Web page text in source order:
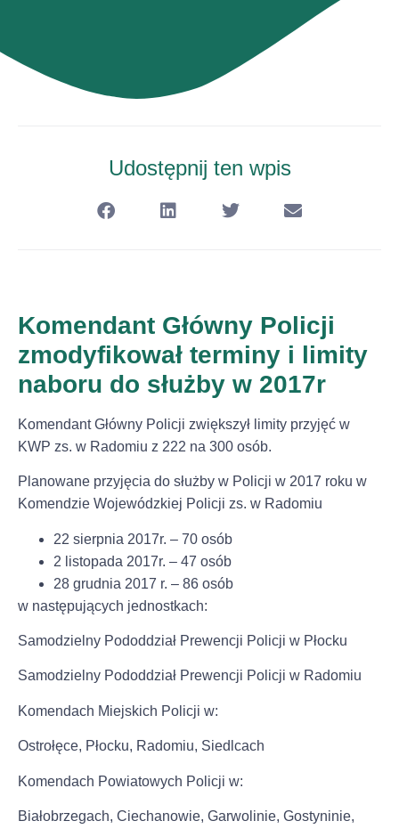
Udostępnij ten wpis
Komendant Główny Policji
zmodyfikował terminy i limity
naboru do służby w 2017r
Komendant Główny Policji zwiększył limity przyjęć w
KWP zs. w Radomiu z 222 na 300 osób.
Planowane przyjęcia do służby w Policji w 2017 roku w
Komendzie Wojewódzkiej Policji zs. w Radomiu
22 sierpnia 2017r. – 70 osób
2 listopada 2017r. – 47 osób
28 grudnia 2017 r. – 86 osób
w następujących jednostkach:
Samodzielny Pododdział Prewencji Policji w Płocku
Samodzielny Pododdział Prewencji Policji w Radomiu
Komendach Miejskich Policji w:
Ostrołęce, Płocku, Radomiu, Siedlcach
Komendach Powiatowych Policji w:
Białobrzegach, Ciechanowie, Garwolinie, Gostyninie,